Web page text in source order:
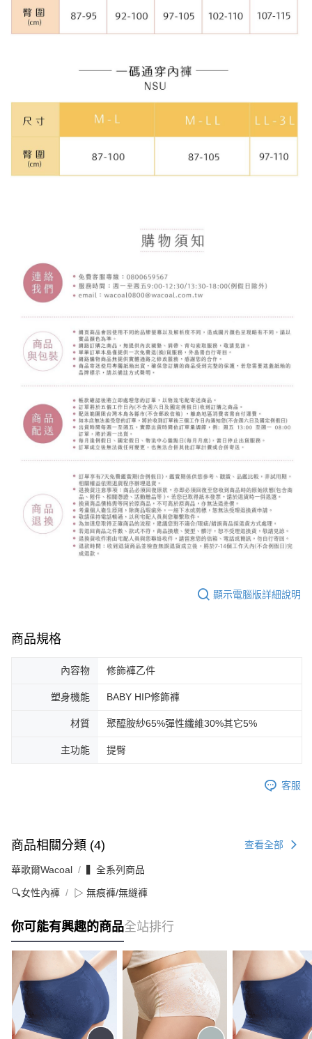
顯示電腦版詳細說明
商品規格
內容物 修飾褲乙件
塑身機能 BABY HIP修飾褲
材質 聚醯胺紗65%彈性纖維30%其它5%
主功能 提臀
客服
商品相關分類 (4) 查看全部
華歌爾Wacoal ▍全系列商品
🔍女性內褲 ▷ 無痕褲/無縫褲
你可能有興趣的商品全站排行